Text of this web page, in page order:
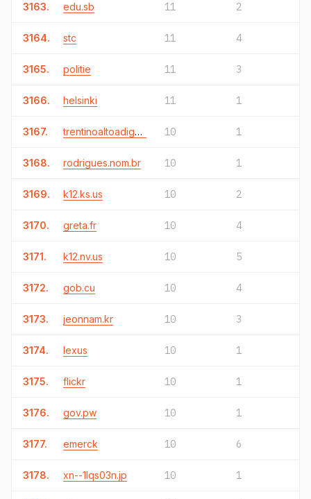
3163. edu.sb 11 2
3164. stc 11 4
3165. politie 11 3
3166. helsinki 11 1
3167. trentinoaltoadige.it 10 1
3168. rodrigues.nom.br 10 1
3169. k12.ks.us 10 2
3170. greta.fr 10 4
3171. k12.nv.us 10 5
3172. gob.cu 10 4
3173. jeonnam.kr 10 3
3174. lexus 10 1
3175. flickr 10 1
3176. gov.pw 10 1
3177. emerck 10 6
3178. xn--1lqs03n.jp 10 1